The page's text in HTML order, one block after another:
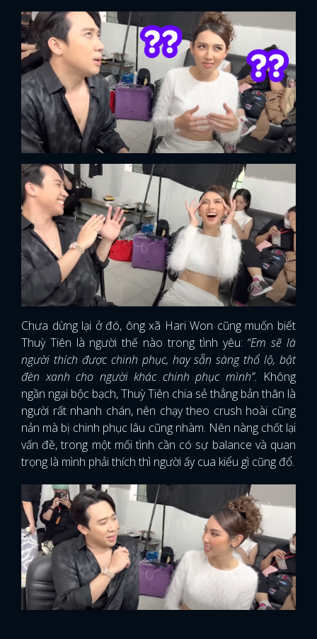
Chưa dừng lại ở đó, ông xã Hari Won cũng muốn biết
Thuỳ Tiên là người thế nào trong tình yêu: “Em sẽ là
người thích được chinh phục, hay sẵn sàng thổ lộ, bật
đèn xanh cho người khác chinh phục mình”. Không
ngần ngại bộc bạch, Thuỳ Tiên chia sẻ thẳng bản thân là
người rất nhanh chán, nên chạy theo crush hoài cũng
nản mà bị chinh phục lâu cũng nhàm. Nên nàng chốt lại
vấn đề, trong một mối tình cần có sự balance và quan
trọng là mình phải thích thì người ấy cua kiểu gì cũng đổ.